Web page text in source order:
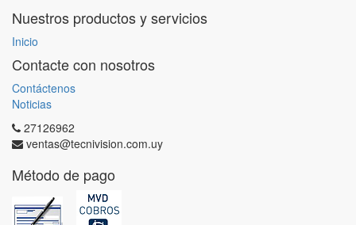
Nuestros productos y servicios
Inicio
Contacte con nosotros
Contáctenos
Noticias
27126962
ventas@tecnivision.com.uy
Método de pago